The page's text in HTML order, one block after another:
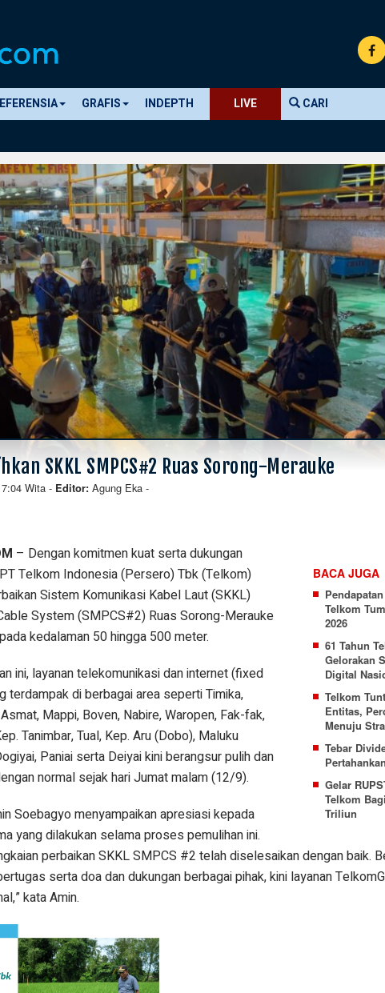
GRAFIS INDEPTH LIVE CARI
SKKL SMPCS#2 Ruas Sorong-Merauke
Wita - Editor:Agung Eka -
BACA JUGA
Telkom
2026
61 Tahun
Gelorakan
Digital
Telkom
Entitas,
Menuju
Tebar
Gelar
Telkom
Triliun
– Dengan komitmen kuat serta dukungan
Telkom Indonesia (Persero) Tbk (Telkom)
Sistem Komunikasi Kabel Laut (SKKL)
System (SMPCS#2) Ruas Sorong-Merauke
kedalaman 50 hingga 500 meter.
ini, layanan telekomunikasi dan internet (fixed
terdampak di berbagai area seperti Timika,
Mappi, Boven, Nabire, Waropen, Fak-fak,
Tanimbar, Tual, Kep. Aru (Dobo), Maluku
Paniai serta Deiyai kini berangsur pulih dan
normal sejak hari Jumat malam (12/9).
Soebagyo menyampaikan apresiasi kepada
yang dilakukan selama proses pemulihan ini.
perbaikan SKKL SMPCS #2 telah diselesaikan dengan baik.
serta doa dan dukungan berbagai pihak, kini layanan
kata Amin.